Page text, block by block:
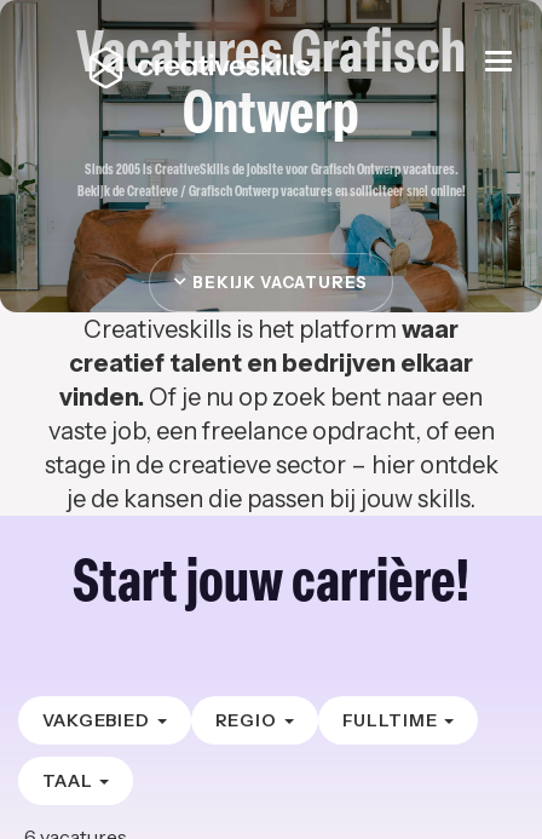
Vacatures Grafisch
Ontwerp
Sinds 2005 is CreativeSkills de jobsite voor Grafisch Ontwerp vacatures.
Bekijk de Creatieve / Grafisch Ontwerp vacatures en solliciteer snel online!
BEKIJK VACATURES
Creativeskills is het platform waar
creatief talent en bedrijven elkaar
vinden. Of je nu op zoek bent naar een
vaste job, een freelance opdracht, of een
stage in de creatieve sector – hier ontdek
je de kansen die passen bij jouw skills.
Start jouw carrière!
VAKGEBIED REGIO FULLTIME
TAAL